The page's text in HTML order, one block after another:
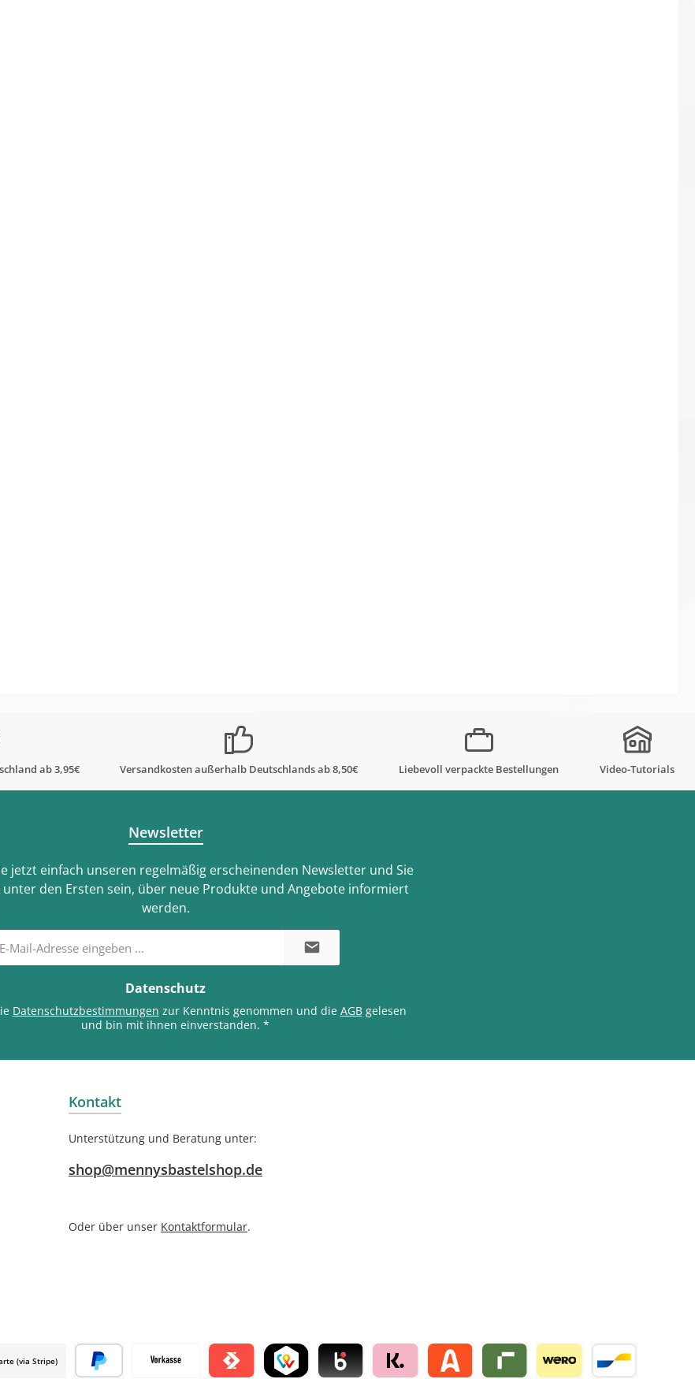
ab 3,95€ Versandkosten außerhalb Deutschlands ab 8,50€ Liebevoll verpackte Bestellungen Video-Tutorials
Newsletter
jetzt einfach unseren regelmäßig erscheinenden Newsletter und Sie
den Ersten sein, über neue Produkte und Angebote informiert
werden.
Datenschutz
Datenschutzbestimmungen zur Kenntnis genommen und die AGBgelesen
und bin mit ihnen einverstanden. *
Kontakt
Unterstützung und Beratung unter:
shop@mennysbastelshop.de
Oder über unser Kontaktformular.
(via Stripe)